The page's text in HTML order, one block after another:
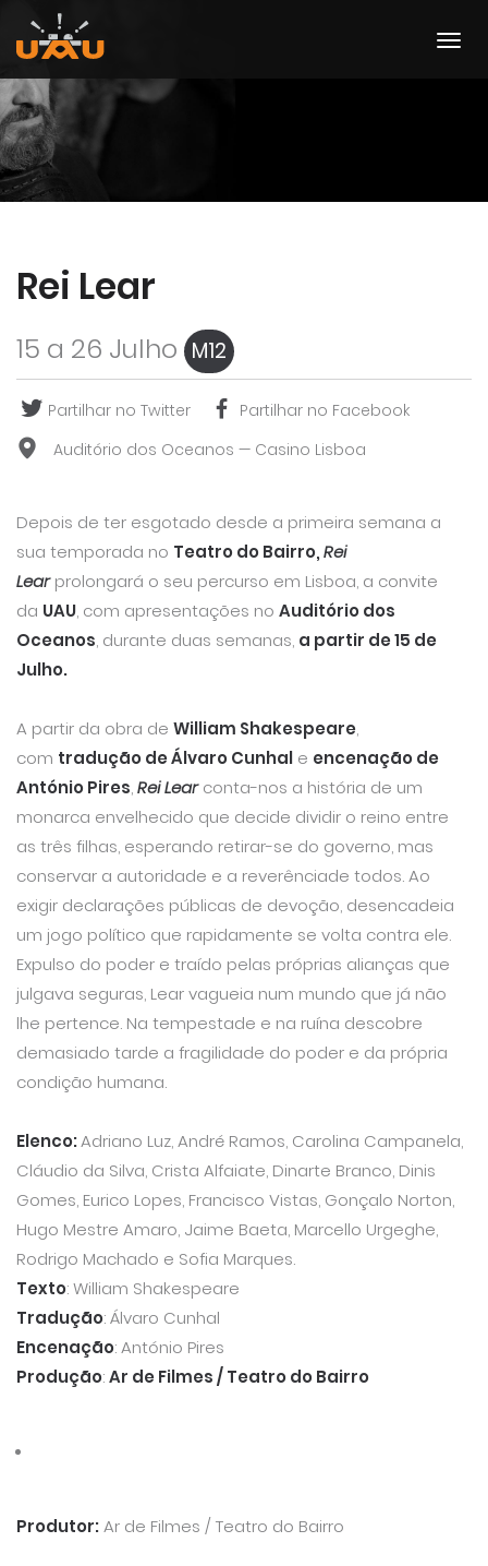
Rei Lear
15 a 26 Julho M12
Partilhar no Twitter
Partilhar no Facebook
Auditório dos Oceanos — Casino Lisboa
Depois de ter esgotado desde a primeira semana a
sua temporada no Teatro do Bairro,Rei
Learprolongará o seu percurso em Lisboa, a convite
da UAU, com apresentações no Auditório dos
Oceanos, durante duas semanas, a partir de 15 de
Julho.
A partir da obra de William Shakespeare,
com tradução de Álvaro Cunhal e encenação de
António Pires,Rei Learconta-nos a história de um
monarca envelhecido que decide dividir o reino entre
as três filhas, esperando retirar-se do governo, mas
conservar a autoridade e a reverênciade todos. Ao
exigir declarações públicas de devoção, desencadeia
um jogo político que rapidamente se volta contra ele.
Expulso do poder e traído pelas próprias alianças que
julgava seguras, Lear vagueia num mundo que já não
lhe pertence. Na tempestade e na ruína descobre
demasiado tarde a fragilidade do poder e da própria
condição humana.
Elenco:Adriano Luz, André Ramos, Carolina Campanela,
Cláudio da Silva, Crista Alfaiate, Dinarte Branco, Dinis
Gomes, Eurico Lopes, Francisco Vistas, Gonçalo Norton,
Hugo Mestre Amaro, Jaime Baeta, Marcello Urgeghe,
Rodrigo Machado e Sofia Marques.
Texto: William Shakespeare
Tradução: Álvaro Cunhal
Encenação: António Pires
Produção:Ar de Filmes / Teatro do Bairro
Produtor:Ar de Filmes / Teatro do Bairro